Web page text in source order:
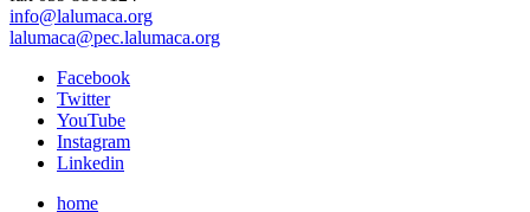
info@lalumaca.org
lalumaca@pec.lalumaca.org
Facebook
Twitter
YouTube
Instagram
Linkedin
home